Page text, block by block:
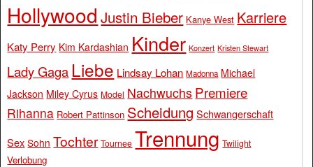
Hollywood Justin Bieber Kanye West Karriere
Katy Perry Kim Kardashian Kinder Konzert Kristen Stewart
Lady Gaga Liebe Lindsay Lohan Madonna Michael
Jackson Miley Cyrus Model Nachwuchs Premiere
Rihanna Robert Pattinson Scheidung Schwangerschaft
Sex Sohn Tochter Tournee Trennung Twilight
Verlobung